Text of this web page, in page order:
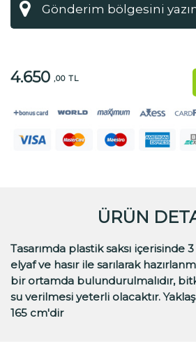
4.650 ,00 TL
ÜRÜN
Tasarımda plastik saksı içerisinde
elyaf ve hasır ile sarılarak
bir ortamda bulundurulmalıdır,
su verilmesi yeterli olacaktır.
165 cm'dir